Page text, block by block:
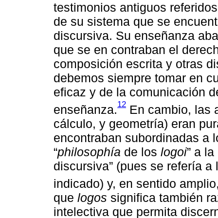
testimonios antiguos
de su sistema que se
discursiva. Su enseñanza
que se en contraban el
composición escrita y otras
debemos siempre tomar en
eficaz y de la comunicación
enseñanza.12 En cambio, las
cálculo, y geometría) eran
encontraban subordinadas a
“philosophía de los logoi” a
discursiva” (pues se refería
indicado) y, en sentido
que logos significa también
intelectiva que permita